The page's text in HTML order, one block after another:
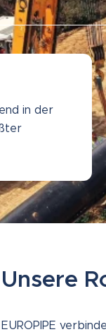
in der
Unsere
EUROPIPE